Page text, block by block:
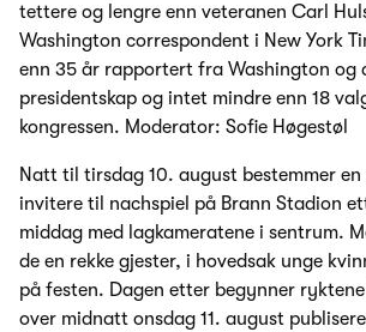
tettere og lengre enn veteranen Carl
Washington correspondent i New York
enn 35 år rapportert fra Washington og
presidentskap og intet mindre enn 18
kongressen. Moderator: Sofie Høgestøl
Natt til tirsdag 10. august bestemmer en
invitere til nachspiel på Brann Stadion
middag med lagkameratene i sentrum.
de en rekke gjester, i hovedsak unge
på festen. Dagen etter begynner
over midnatt onsdag 11. august